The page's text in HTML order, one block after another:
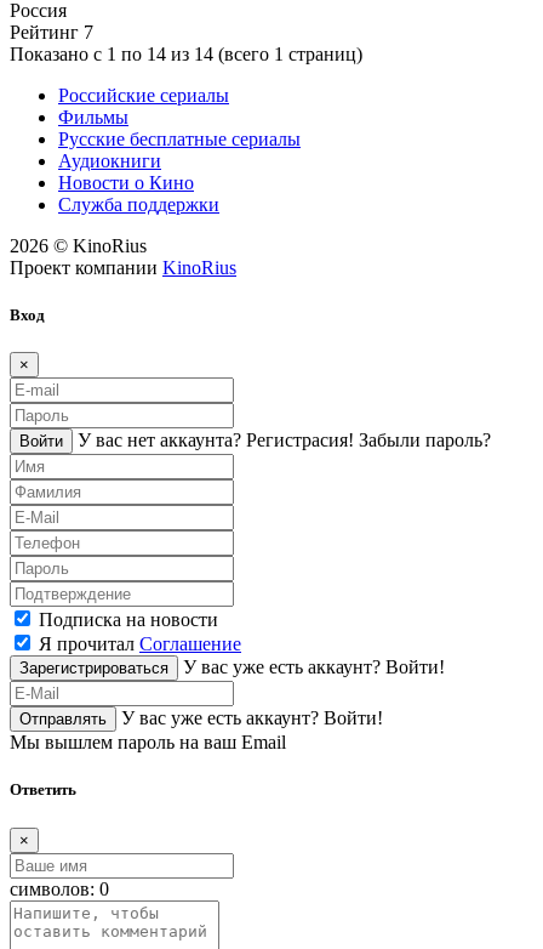
Россия
Рейтинг 7
Показано с 1 по 14 из 14 (всего 1 страниц)
Российские сериалы
Фильмы
Русские бесплатные сериалы
Аудиокниги
Новости о Кино
Служба поддержки
2026 © KinoRius
Проект компании KinoRius
Вход
×
Войти У вас нет аккаунта? Регистраcия! Забыли пароль?
Подписка на новости
Я прочитал Соглашение
Зарегистрироваться У вас уже есть аккаунт? Войти!
Отправлять У вас уже есть аккаунт? Войти!
Мы вышлем пароль на ваш Email
Ответить
×
символов: 0